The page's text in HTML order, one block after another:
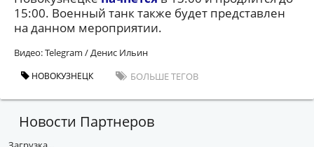
15:00. Военный танк также будет представлен
на данном мероприятии.
Видео: Telegram / Денис Ильин
НОВОКУЗНЕЦК БОЛЬШЕ ТЕГОВ
Новости Партнеров